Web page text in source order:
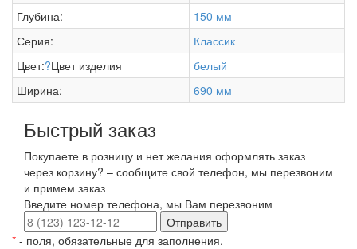
Глубина:
150 мм
Серия:
Классик
Цвет:?Цвет изделия
белый
Ширина:
690 мм
Быстрый заказ
Покупаете в розницу и нет желания оформлять заказ
через корзину? – сообщите свой телефон, мы перезвоним
и примем заказ
Введите номер телефона, мы Вам перезвоним
Отправить
* - поля, обязательные для заполнения.